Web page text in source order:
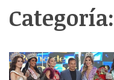
Categoría: